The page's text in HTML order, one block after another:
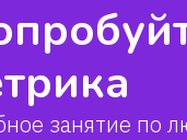
занятие по